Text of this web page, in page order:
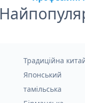
Традиційна
Японський
тамільська